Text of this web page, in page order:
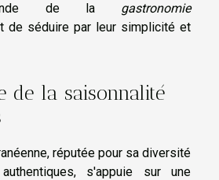
de la gastronomie
de séduire par leur simplicité et
de la saisonnalité
réputée pour sa diversité
s'appuie sur une